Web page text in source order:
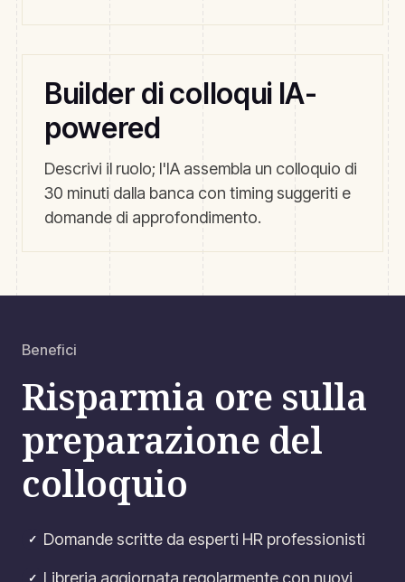
Builder di colloqui IA-
powered
Descrivi il ruolo; l'IA assembla un colloquio di
30 minuti dalla banca con timing suggeriti e
domande di approfondimento.
Benefici
Risparmia ore sulla
preparazione del
colloquio
✓ Domande scritte da esperti HR professionisti
✓ Libreria aggiornata regolarmente con nuovi